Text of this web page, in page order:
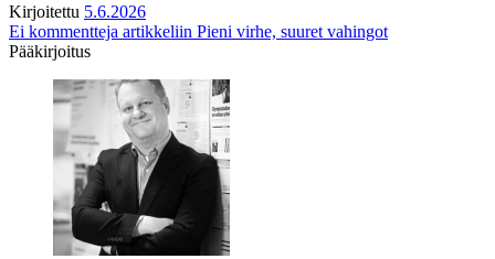
Kirjoitettu 5.6.2026
Ei kommentteja artikkeliin Pieni virhe, suuret vahingot
Pääkirjoitus